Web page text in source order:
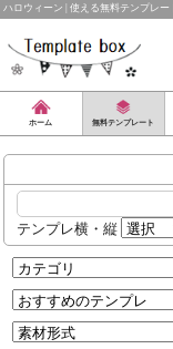
ハロウィーン | 使える無料テンプレー
ホーム 無料テンプレート
テンプレ横・縦